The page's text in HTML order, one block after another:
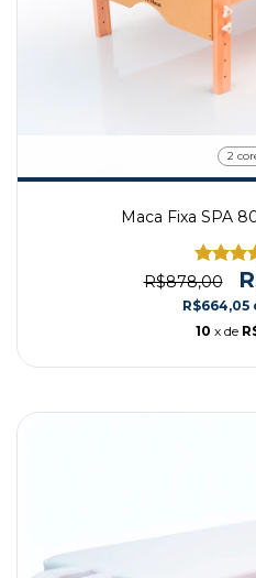
2
Maca Fixa SPA
R$878,00
R$664,05
10 x de